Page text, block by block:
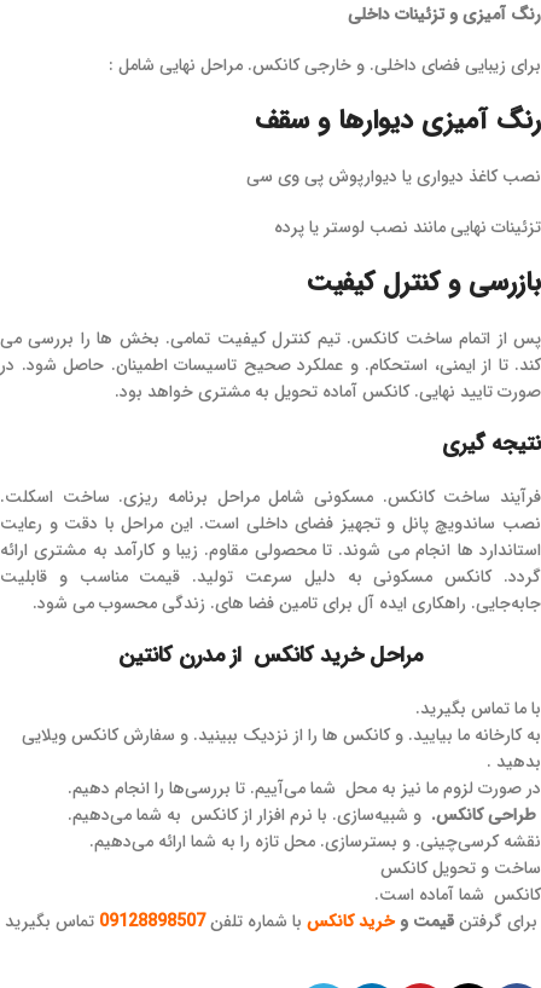
رنگ ‌آمیزی و تزئینات داخلی
برای زیبایی فضای داخلی. و خارجی کانکس. مراحل نهایی شامل :
رنگ ‌آمیزی دیوارها و سقف
نصب کاغذ دیواری یا دیوارپوش پی وی سی
تزئینات نهایی مانند نصب لوستر یا پرده
بازرسی و کنترل کیفیت
پس از اتمام ساخت کانکس. تیم کنترل کیفیت تمامی. بخش ‌ها را بررسی می
‌کند. تا از ایمنی، استحکام. و عملکرد صحیح تاسیسات اطمینان. حاصل شود. در
صورت تایید نهایی. کانکس آماده تحویل به مشتری خواهد بود.
نتیجه‌ گیری
فرآیند ساخت کانکس. مسکونی شامل مراحل برنامه‌ ریزی. ساخت اسکلت.
نصب ساندویچ پانل و تجهیز فضای داخلی است. این مراحل با دقت و رعایت
استاندارد ها انجام می ‌شوند. تا محصولی مقاوم. زیبا و کارآمد به مشتری ارائه
گردد. کانکس مسکونی به دلیل سرعت تولید. قیمت مناسب و قابلیت
جابه‌جایی. راهکاری ایده ‌آل برای تامین فضا های. زندگی محسوب می ‌شود.
مراحل خرید کانکس از مدرن کانتین
با ما تماس بگیرید.
به کارخانه ما بیایید. و کانکس ها را از نزدیک ببینید. و سفارش کانکس ویلایی
بدهید .
در صورت لزوم ما نیز به محل شما می‌آییم. تا بررسی‌ها را انجام دهیم.
طراحی کانکس. و شبیه‌سازی. با نرم افزار از کانکس به شما می‌دهیم.
نقشه کرسی‌چینی. و بسترسازی. محل تازه را به شما ارائه می‌دهیم.
ساخت و تحویل کانکس
کانکس شما آماده است.
برای گرفتنقیمت وخرید کانکس با شماره تلفن09128898507 تماس بگیرید